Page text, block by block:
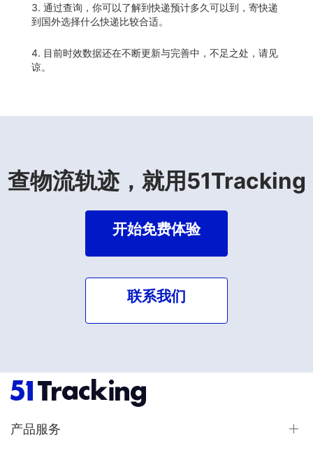
3. 通过查询，你可以了解到快递预计多久可以到，寄快递
到国外选择什么快递比较合适。
4. 目前时效数据还在不断更新与完善中，不足之处，请见
谅。
查物流轨迹，就用51Tracking
开始免费体验
联系我们
产品服务